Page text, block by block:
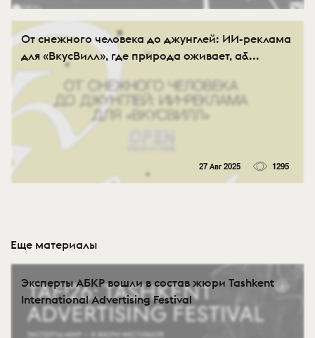
От снежного человека до джунглей: ИИ-реклама
для «‎ВкусВилл», где природа оживает, а&...
27 Авг 2025 1295
Еще материалы
Эксперты АБКР вошли в состав жюри Tashkent
International Advertising Festival